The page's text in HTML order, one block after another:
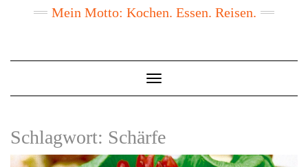
Mein Motto: Kochen. Essen. Reisen.
Toggle
Navigation
Schlagwort: Schärfe